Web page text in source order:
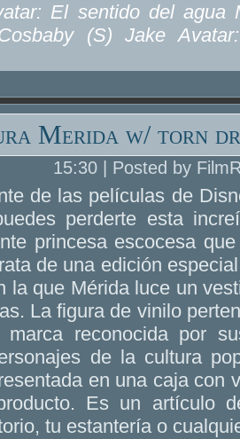
El sentido del agua
(S) Jake
Merida w/ torn
15:30 | Posted by
de las películas de
perderte esta
princesa escocesa
de una edición
la que Mérida luce un
La figura de vinilo
reconocida por
de la cultura
en una caja con
Es un artículo
tu estantería o